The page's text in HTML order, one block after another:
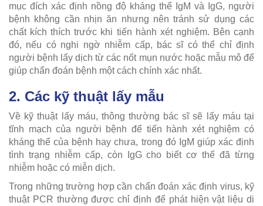
mục đích xác định nồng độ kháng thể IgM và IgG, người
bệnh không cần nhịn ăn nhưng nên tránh sử dụng các
chất kích thích trước khi tiến hành xét nghiệm. Bên cạnh
đó, nếu có nghi ngờ nhiễm cấp, bác sĩ có thể chỉ định
người bệnh lấy dịch từ các nốt mụn nước hoặc mẫu mô để
giúp chẩn đoán bệnh một cách chính xác nhất.
2. Các kỹ thuật lấy mẫu
Về kỹ thuật lấy máu, thông thường bác sĩ sẽ lấy máu tại
tĩnh mạch của người bệnh để tiến hành xét nghiệm có
kháng thể của bệnh hay chưa, trong đó IgM giúp xác định
tình trạng nhiễm cấp, còn IgG cho biết cơ thể đã từng
nhiễm hoặc có miễn dịch.
Trong những trường hợp cần chẩn đoán xác định virus, kỹ
thuật PCR thường được chỉ định để phát hiện vật liệu di